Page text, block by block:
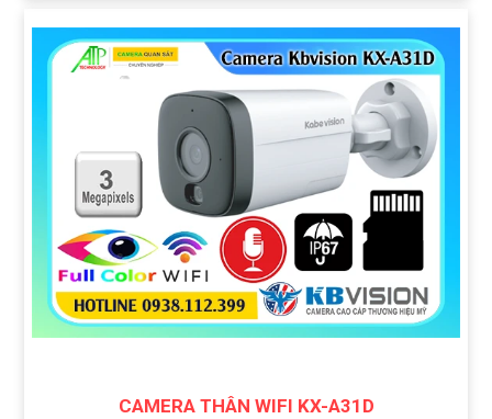
CAMERA THÂN WIFI KX-A31D